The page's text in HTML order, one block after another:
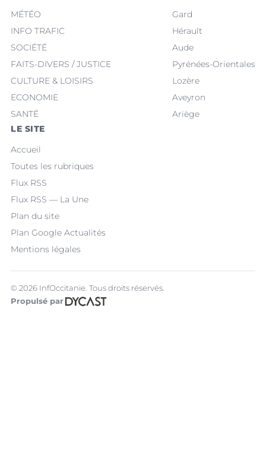
MÉTÉO
INFO TRAFIC
SOCIÉTÉ
FAITS-DIVERS / JUSTICE
CULTURE & LOISIRS
ECONOMIE
SANTÉ
Gard
Hérault
Aude
Pyrénées-Orientales
Lozère
Aveyron
Ariège
LE SITE
Accueil
Toutes les rubriques
Flux RSS
Flux RSS — La Une
Plan du site
Plan Google Actualités
Mentions légales
© 2026 InfOccitanie. Tous droits réservés.
Propulsé par